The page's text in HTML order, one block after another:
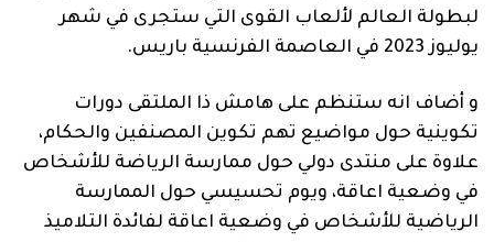
لبطولة العالم لألعاب القوى التي ستجرى في شهر
يوليوز 2023 في العاصمة الفرنسية باريس.
و أضاف انه ستنظم على هامش ذا الملتقى دورات
تكوينية حول مواضيع تهم تكوين المصنفين والحكام،
علاوة على منتدى دولي حول ممارسة الرياضة للأشخاص
في وضعية اعاقة، ويوم تحسيسي حول الممارسة
الرياضية للأشخاص في وضعية اعاقة لفائدة التلاميذ